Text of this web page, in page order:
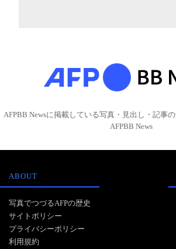
AFPBB Newsに掲載している写真・見出し・記事
AFPBB News
ABOUT
写真でつづるAFPの歴史
サイトポリシー
プライバシーポリシー
利用規約